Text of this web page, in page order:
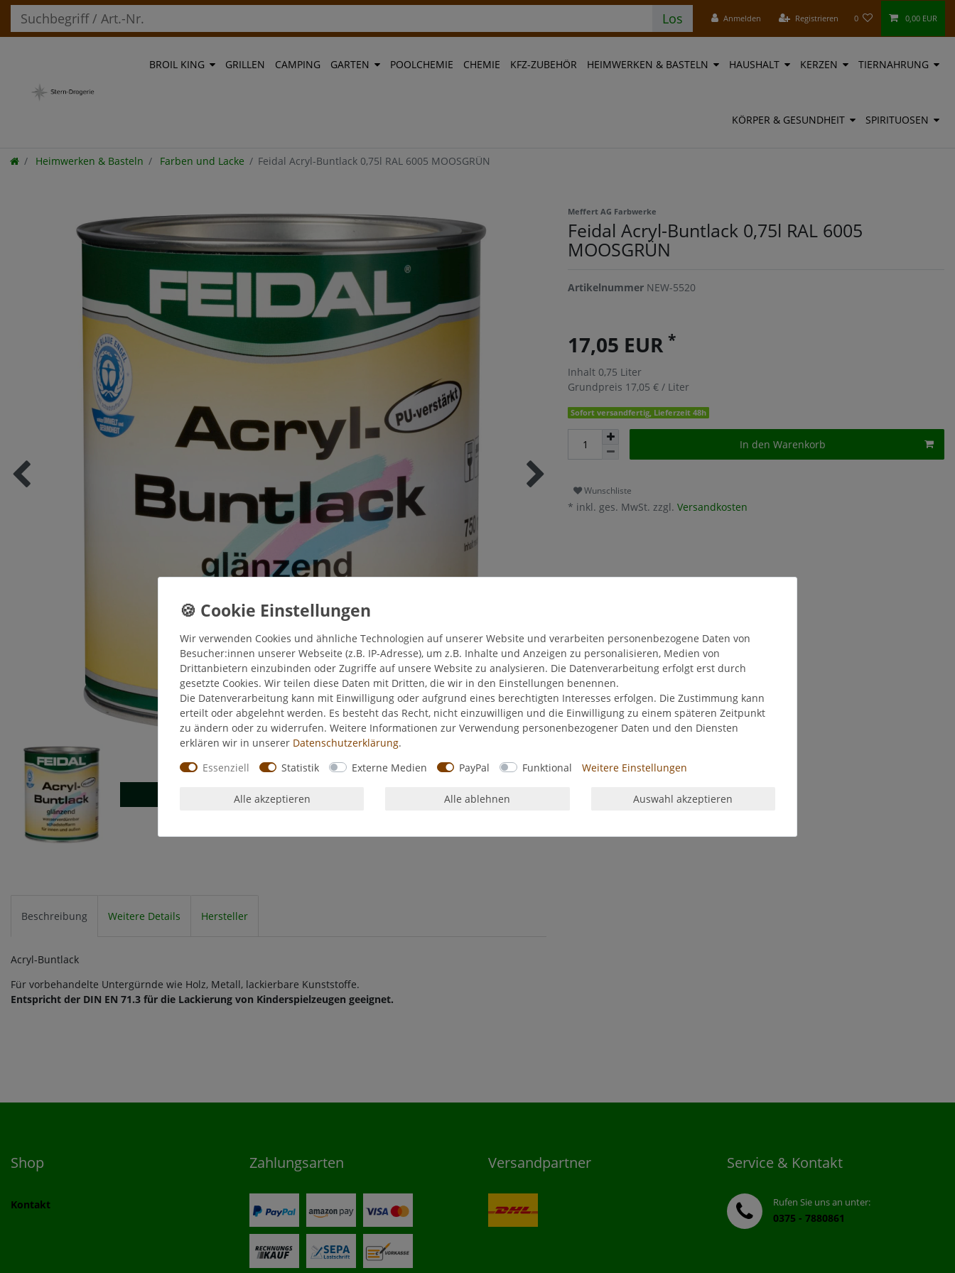
Los Anmelden Registrieren 0 0,00 EUR
BROIL KING GRILLEN CAMPING GARTEN POOLCHEMIE CHEMIE KFZ-ZUBEHÖR HEIMWERKEN & BASTELN HAUSHALT KERZEN TIERNAHRUNG
KÖRPER & GESUNDHEIT SPIRITUOSEN
Heimwerken & Basteln Farben und Lacke Feidal Acryl-Buntlack 0,75l RAL 6005 MOOSGRÜN
Meffert AG Farbwerke
Feidal Acryl-Buntlack 0,75l RAL 6005
MOOSGRÜN
Artikelnummer NEW-5520
17,05 EUR *
Inhalt 0,75 Liter
Grundpreis 17,05 € / Liter
Sofort versandfertig, Lieferzeit 48h
In den Warenkorb
Wunschliste
* inkl. ges. MwSt. zzgl. Versandkosten
Beschreibung Weitere Details Hersteller
Acryl-Buntlack
Für vorbehandelte Untergürnde wie Holz, Metall, lackierbare Kunststoffe.
Entspricht der DIN EN 71.3 für die Lackierung von Kinderspielzeugen geeignet.
Shop
Kontakt
Zahlungsarten Versandpartner Service & Kontakt
Rufen Sie uns an unter:
0375 - 7880861
Wir verwenden Cookies und ähnliche Technologien auf unserer Website und verarbeiten personenbezogene Daten von
Besucher:innen unserer Webseite (z.B. IP-Adresse), um z.B. Inhalte und Anzeigen zu personalisieren, Medien von
Drittanbietern einzubinden oder Zugriffe auf unsere Website zu analysieren. Die Datenverarbeitung erfolgt erst durch
gesetzte Cookies. Wir teilen diese Daten mit Dritten, die wir in den Einstellungen benennen.
Die Datenverarbeitung kann mit Einwilligung oder aufgrund eines berechtigten Interesses erfolgen. Die Zustimmung kann
erteilt oder abgelehnt werden. Es besteht das Recht, nicht einzuwilligen und die Einwilligung zu einem späteren Zeitpunkt
zu ändern oder zu widerrufen. Weitere Informationen zur Verwendung personenbezogener Daten und den Diensten
erklären wir in unserer Daten­schutz­erklärung.
Essenziell
Statistik Externe Medien PayPal Funktional Weitere Einstellungen
Alle akzeptieren Alle ablehnen Auswahl akzeptieren